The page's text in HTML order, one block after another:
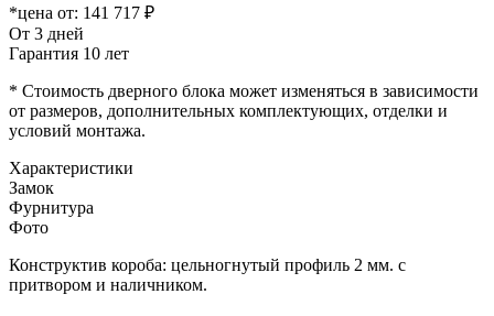
*цена от: 141 717 ₽
От 3 дней
Гарантия 10 лет
* Стоимость дверного блока может изменяться в зависимости
от размеров, дополнительных комплектующих, отделки и
условий монтажа.
Характеристики
Замок
Фурнитура
Фото
Конструктив короба: цельногнутый профиль 2 мм. с
притвором и наличником.